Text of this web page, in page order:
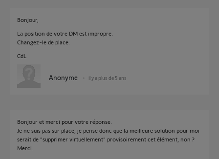
Bonjour,
La position de votre DM est impropre.
Changez-le de place.
CdL
Anonyme il y a plus de 5 ans
Bonjour et merci pour votre réponse.
Je ne suis pas sur place, je pense donc que la meilleure solution pour moi
serait de "supprimer virtuellement" provisoirement cet élément, non ?
Merci.